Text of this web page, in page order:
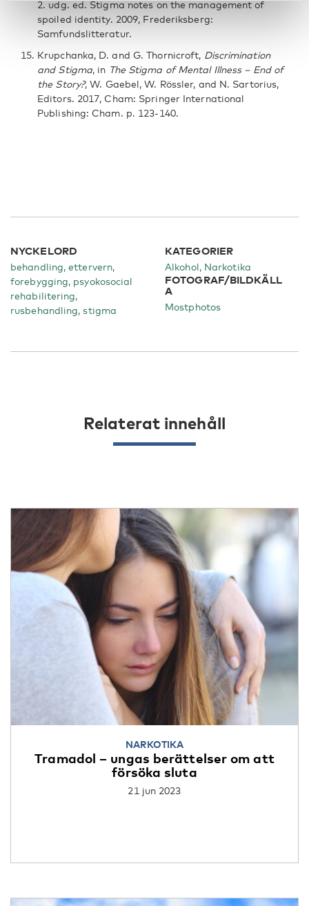
2. udg. ed. Stigma notes on the management of
spoiled identity. 2009, Frederiksberg:
Samfundslitteratur.
Krupchanka, D. and G. Thornicroft, Discrimination
and Stigma, in The Stigma of Mental Illness – End of
the Story?, W. Gaebel, W. Rössler, and N. Sartorius,
Editors. 2017, Cham: Springer International
Publishing: Cham. p. 123-140.
NYCKELORD
behandling, ettervern,
forebygging, psyokosocial
rehabilitering,
rusbehandling, stigma
KATEGORIER
Alkohol Narkotika
FOTOGRAF/BILDKÄLL
A
Mostphotos
Relaterat innehåll
NARKOTIKA
Tramadol – ungas berättelser om att
försöka sluta
21 jun 2023